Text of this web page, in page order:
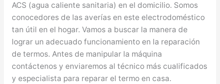
ACS (agua caliente sanitaria) en el domicilio. Somos
conocedores de las averías en este electrodoméstico
tan útil en el hogar. Vamos a buscar la manera de
lograr un adecuado funcionamiento en la reparación
de termos. Antes de manipular la máquina
contáctenos y enviaremos al técnico más cualificados
y especialista para reparar el termo en casa.